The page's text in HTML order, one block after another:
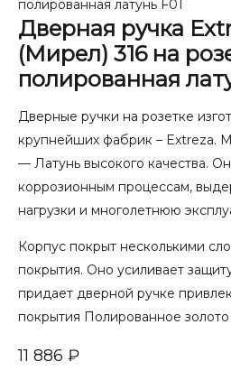
полированная латунь F01
Дверная ручка
(Мирел) 316 на
полированная
Дверные ручки на розетке
крупнейших фабрик – Extreza.
— Латунь высокого качества.
коррозионным процессам,
нагрузки и многолетнюю
Корпус покрыт несколькими
покрытия. Оно усиливает
придает дверной ручке
покрытия Полированное золото
11 886 ₽